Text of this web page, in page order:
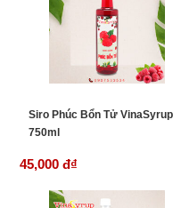
Siro Phúc Bổn Tử VinaSyrup
750ml
45,000 đ₫